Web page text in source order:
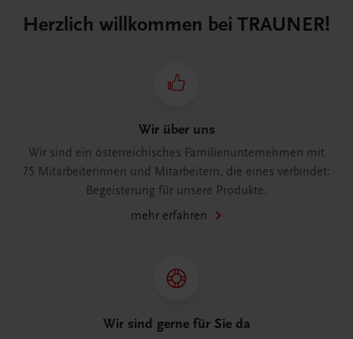
Herzlich willkommen bei TRAUNER!
Wir über uns
Wir sind ein österreichisches Familienunternehmen mit
75 Mitarbeiterinnen und Mitarbeitern, die eines verbindet:
Begeisterung für unsere Produkte.
mehr erfahren
Wir sind gerne für Sie da